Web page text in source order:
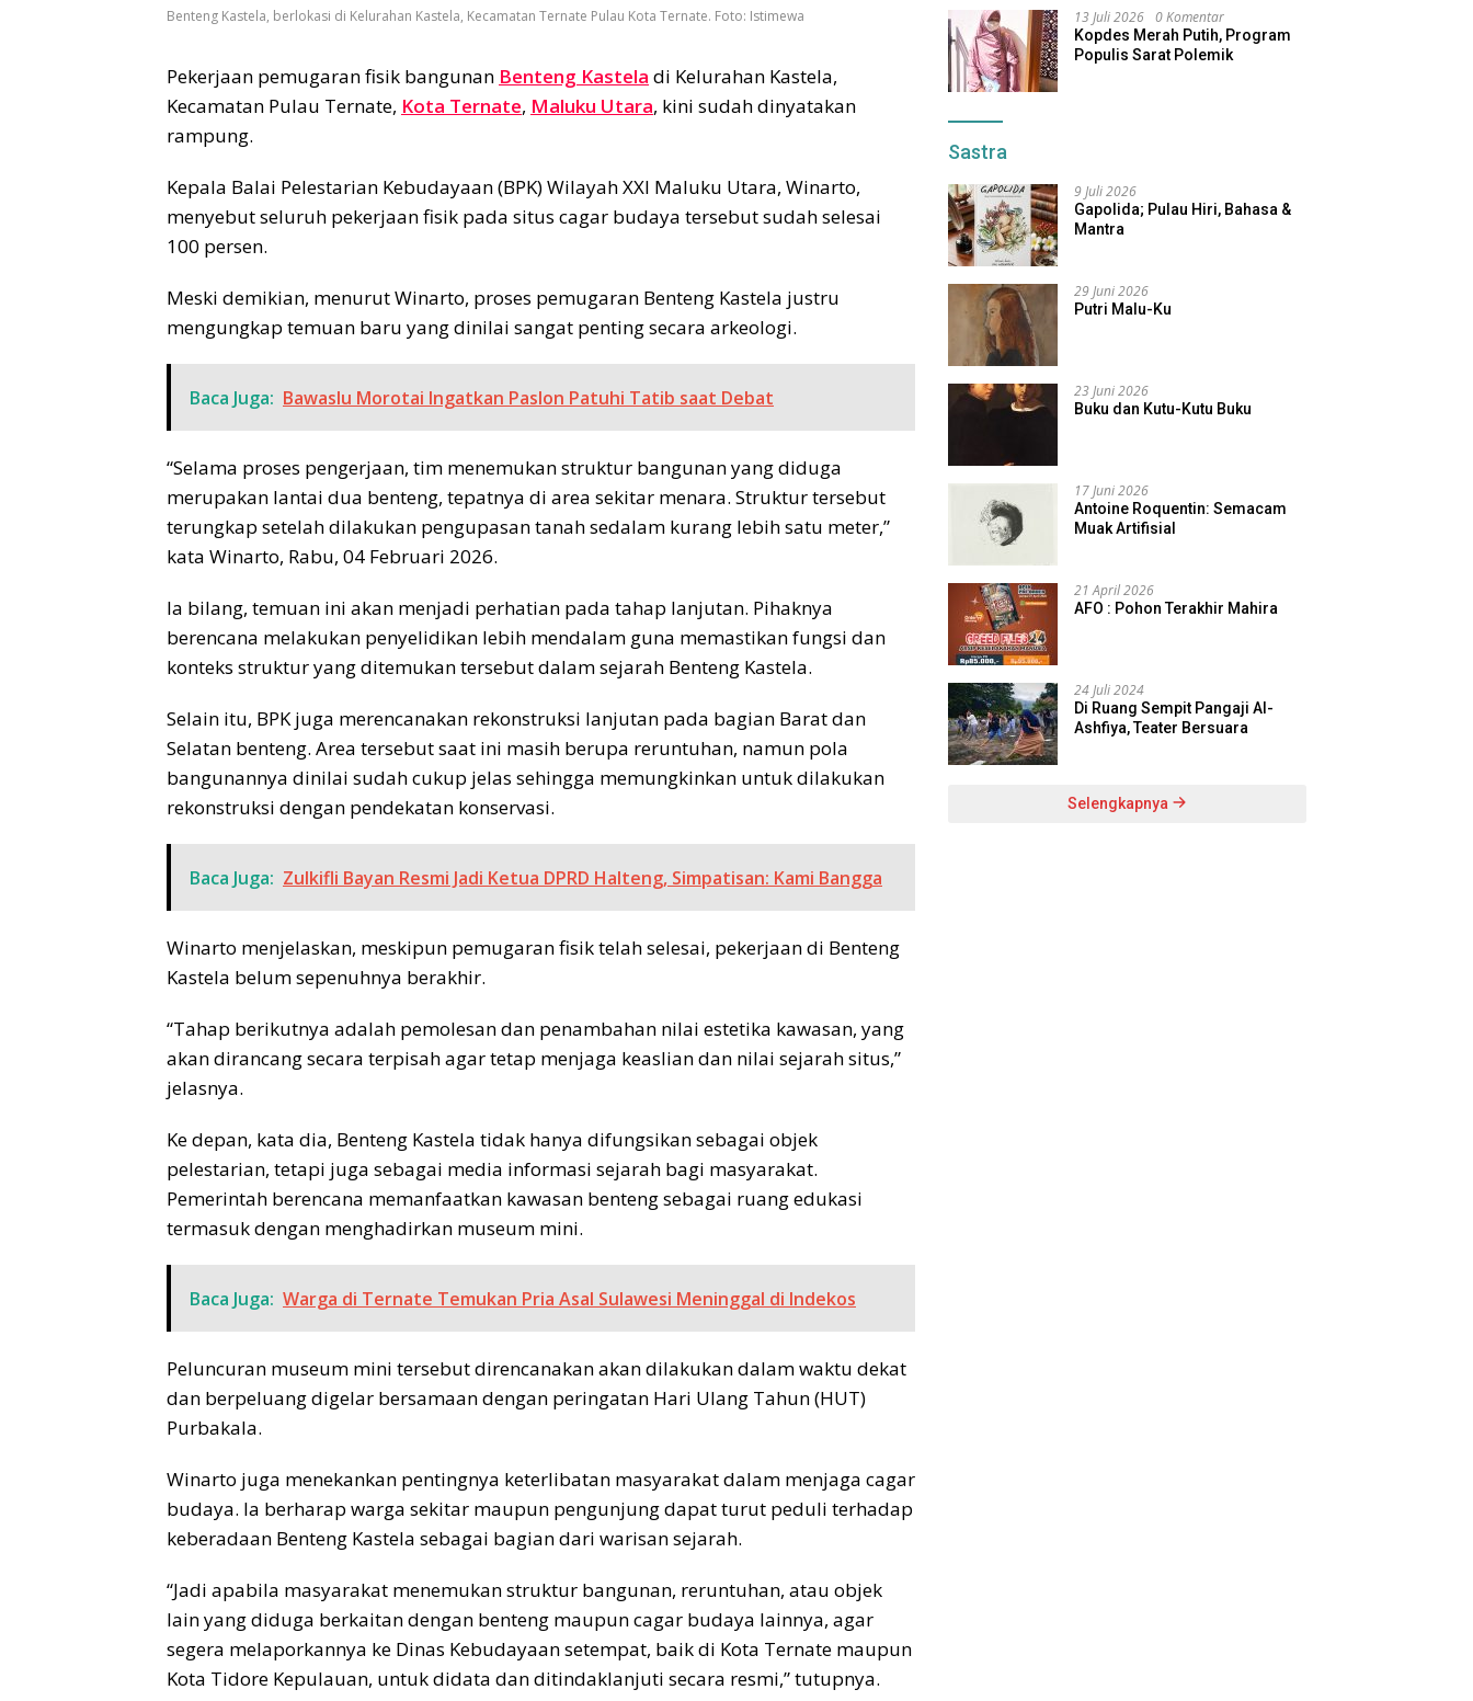
Benteng Kastela, berlokasi di Kelurahan Kastela, Kecamatan Ternate Pulau Kota Ternate. Foto: Istimewa
Pekerjaan pemugaran fisik bangunan Benteng Kastela di Kelurahan Kastela,
Kecamatan Pulau Ternate, Kota Ternate, Maluku Utara, kini sudah dinyatakan
rampung.
Kepala Balai Pelestarian Kebudayaan (BPK) Wilayah XXI Maluku Utara, Winarto,
menyebut seluruh pekerjaan fisik pada situs cagar budaya tersebut sudah selesai
100 persen.
Meski demikian, menurut Winarto, proses pemugaran Benteng Kastela justru
mengungkap temuan baru yang dinilai sangat penting secara arkeologi.
Baca Juga: Bawaslu Morotai Ingatkan Paslon Patuhi Tatib saat Debat
“Selama proses pengerjaan, tim menemukan struktur bangunan yang diduga
merupakan lantai dua benteng, tepatnya di area sekitar menara. Struktur tersebut
terungkap setelah dilakukan pengupasan tanah sedalam kurang lebih satu meter,”
kata Winarto, Rabu, 04 Februari 2026.
Ia bilang, temuan ini akan menjadi perhatian pada tahap lanjutan. Pihaknya
berencana melakukan penyelidikan lebih mendalam guna memastikan fungsi dan
konteks struktur yang ditemukan tersebut dalam sejarah Benteng Kastela.
Selain itu, BPK juga merencanakan rekonstruksi lanjutan pada bagian Barat dan
Selatan benteng. Area tersebut saat ini masih berupa reruntuhan, namun pola
bangunannya dinilai sudah cukup jelas sehingga memungkinkan untuk dilakukan
rekonstruksi dengan pendekatan konservasi.
Baca Juga: Zulkifli Bayan Resmi Jadi Ketua DPRD Halteng, Simpatisan: Kami Bangga
Winarto menjelaskan, meskipun pemugaran fisik telah selesai, pekerjaan di Benteng
Kastela belum sepenuhnya berakhir.
“Tahap berikutnya adalah pemolesan dan penambahan nilai estetika kawasan, yang
akan dirancang secara terpisah agar tetap menjaga keaslian dan nilai sejarah situs,”
jelasnya.
Ke depan, kata dia, Benteng Kastela tidak hanya difungsikan sebagai objek
pelestarian, tetapi juga sebagai media informasi sejarah bagi masyarakat.
Pemerintah berencana memanfaatkan kawasan benteng sebagai ruang edukasi
termasuk dengan menghadirkan museum mini.
Baca Juga: Warga di Ternate Temukan Pria Asal Sulawesi Meninggal di Indekos
Peluncuran museum mini tersebut direncanakan akan dilakukan dalam waktu dekat
dan berpeluang digelar bersamaan dengan peringatan Hari Ulang Tahun (HUT)
Purbakala.
Winarto juga menekankan pentingnya keterlibatan masyarakat dalam menjaga cagar
budaya. Ia berharap warga sekitar maupun pengunjung dapat turut peduli terhadap
keberadaan Benteng Kastela sebagai bagian dari warisan sejarah.
“Jadi apabila masyarakat menemukan struktur bangunan, reruntuhan, atau objek
lain yang diduga berkaitan dengan benteng maupun cagar budaya lainnya, agar
segera melaporkannya ke Dinas Kebudayaan setempat, baik di Kota Ternate maupun
Kota Tidore Kepulauan, untuk didata dan ditindaklanjuti secara resmi,” tutupnya.
13 Juli 2026 0 Komentar
Kopdes Merah Putih, Program
Populis Sarat Polemik
Sastra
9 Juli 2026
Gapolida; Pulau Hiri, Bahasa &
Mantra
29 Juni 2026
Putri Malu-Ku
23 Juni 2026
Buku dan Kutu-Kutu Buku
17 Juni 2026
Antoine Roquentin: Semacam
Muak Artifisial
21 April 2026
AFO : Pohon Terakhir Mahira
24 Juli 2024
Di Ruang Sempit Pangaji Al-
Ashfiya, Teater Bersuara
Selengkapnya